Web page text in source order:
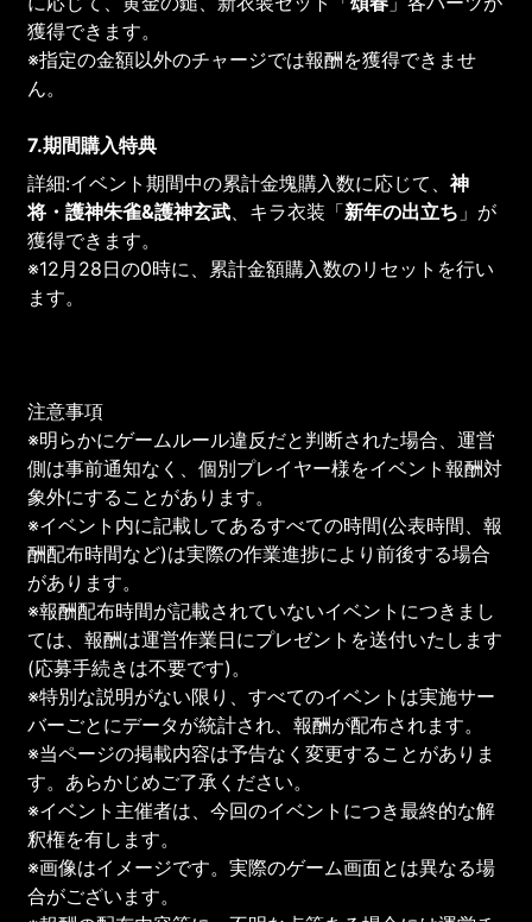
獲得できます。
※指定の金額以外のチャージでは報酬を獲得できませ
ん。
7.期間購入特典
詳細:イベント期間中の累計金塊購入数に応じて、神
将・護神朱雀&護神玄武 、キラ衣装「新年の出立ち 」が
獲得できます。
※12月28日の0時に、累計金額購入数のリセットを行い
ます。
注意事項
※明らかにゲームルール違反だと判断された場合、運営
側は事前通知なく、個別プレイヤー様をイベント報酬対
象外にすることがあります。
※イベント内に記載してあるすべての時間(公表時間、報
酬配布時間など)は実際の作業進捗により前後する場合
があります。
※報酬配布時間が記載されていないイベントにつきまし
ては、報酬は運営作業日にプレゼントを送付いたします
(応募手続きは不要です)。
※特別な説明がない限り、すべてのイベントは実施サー
バーごとにデータが統計され、報酬が配布されます。
※当ページの掲載内容は予告なく変更することがありま
す。あらかじめご了承ください。
※イベント主催者は、今回のイベントにつき最終的な解
釈権を有します。
※画像はイメージです。実際のゲーム画面とは異なる場
合がございます。